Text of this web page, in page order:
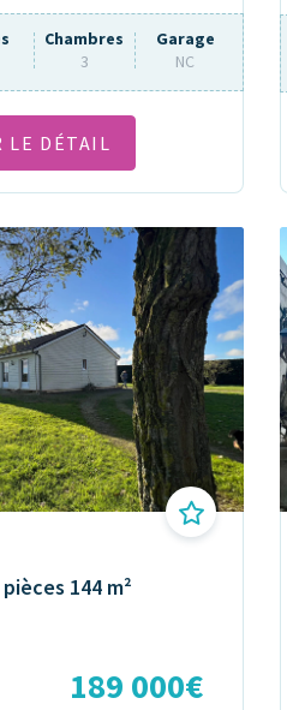
Chambres
3
Garage
NC
LE DÉTAIL
144 m²
189 000€